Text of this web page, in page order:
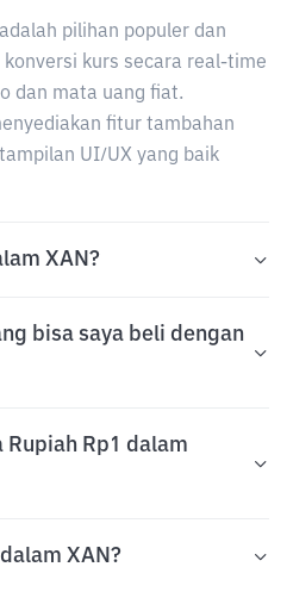
pilihan populer dan
kurs secara real-time
dan mata uang fiat.
fitur tambahan
UI/UX yang baik
XAN?
bisa saya beli dengan
Rp1 dalam
XAN?